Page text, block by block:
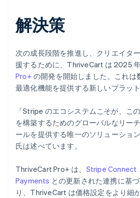
解決策
次の成長段階を推進し、クリエイタ
援するために、ThriveCart は 2025
Pro+ の開発を開始しました。これは
最適化機能を提供する新しいプラット
「Stripe のエコシステムこそが、こ
を構築するためのグローバルなリー
ールを提供する唯一のソリューショ
氏は述べています。
ThriveCart Pro+ は、 Stripe Connect
Payments との更新された連携に基
り、ThriveCart は価格設定をより細